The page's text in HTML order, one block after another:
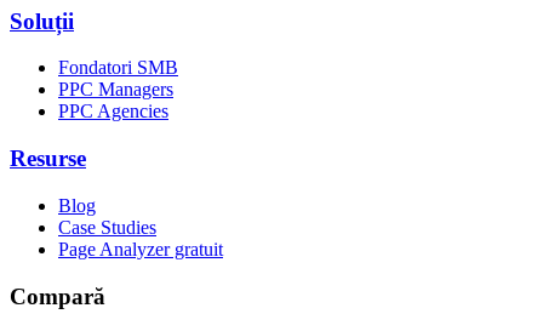
Soluții
Fondatori SMB
PPC Managers
PPC Agencies
Resurse
Blog
Case Studies
Page Analyzer gratuit
Compară